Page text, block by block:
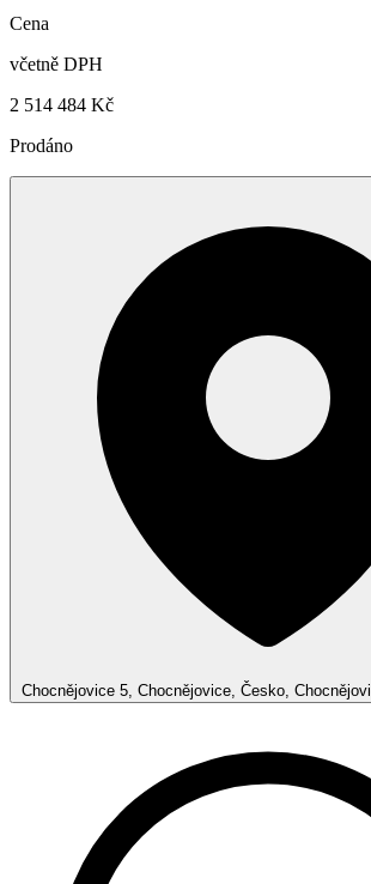
Cena
včetně DPH
2 514 484 Kč
Prodáno
Chocnějovice 5, Chocnějovice, Česko,